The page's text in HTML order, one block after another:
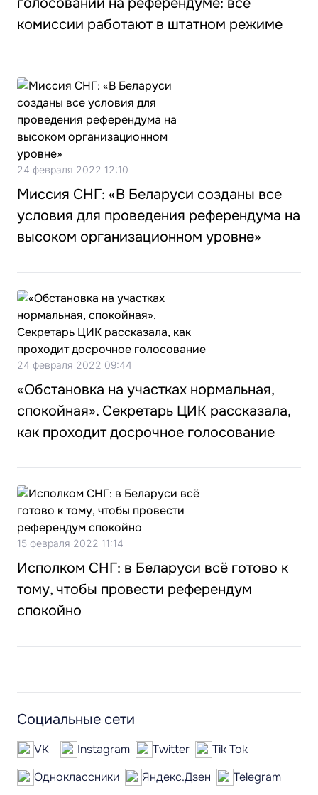
комиссии работают в штатном режиме
24 февраля 2022 12:10
Миссия СНГ: «В Беларуси созданы все
условия для проведения референдума на
высоком организационном уровне»
24 февраля 2022 09:44
«Обстановка на участках нормальная,
спокойная». Секретарь ЦИК рассказала,
как проходит досрочное голосование
15 февраля 2022 11:14
Исполком СНГ: в Беларуси всё готово к
тому, чтобы провести референдум
спокойно
Социальные сети
VK Instagram Twitter
Tik Tok
Одноклассники
Яндекс.Дзен
Telegram